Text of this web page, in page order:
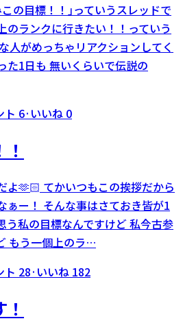
の目標！！｣っていうスレッドで
のランクに行きたい！！っていう
人がめっちゃリアクションしてく
た1日も 無いくらいで伝説の
ト 6· いいね 0
よ‪‪🫶🏻︎‪ てかいつもこの挨拶だから
ぁー！ そんな事はさておき皆が1
う私の目標なんですけど 私今古参
もう一個上のラ…
ト 28· いいね 182